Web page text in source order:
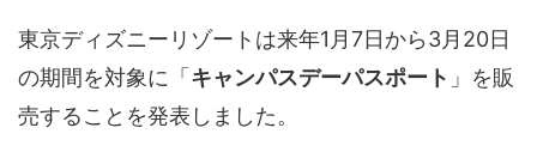
東京ディズニーリゾートは来年1月7日から3月20日
の期間を対象に「 キャンパスデーパスポート 」を販
売することを発表しました。